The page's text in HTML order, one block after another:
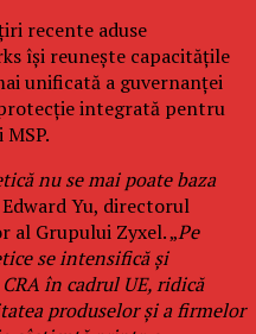
recente aduse
își reunește capacitățile
unificată a guvernanței
integrată pentru
nu se mai poate baza
Yu, directorul
Grupului Zyxel. „Pe
se intensifică și
în cadrul UE, ridică
produselor și a firmelor